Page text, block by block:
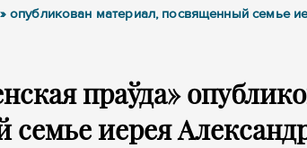
опубликован материал, посвященный семье
праўда»
иерея